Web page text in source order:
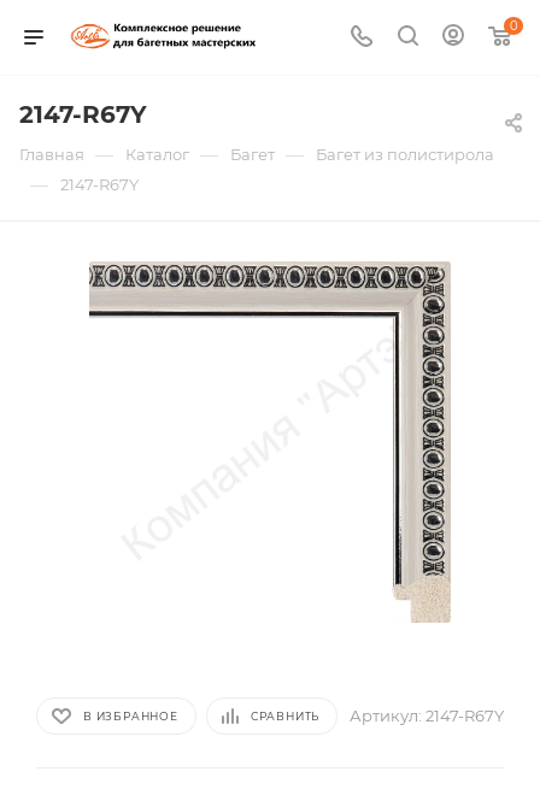
0
2147-R67Y
Главная — Каталог — Багет — Багет из полистирола
— 2147-R67Y
В ИЗБРАННОЕ СРАВНИТЬ Артикул: 2147-R67Y